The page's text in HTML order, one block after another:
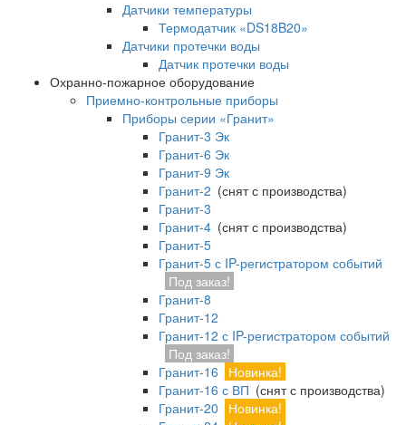
Датчики температуры
Термодатчик «DS18B20»
Датчики протечки воды
Датчик протечки воды
Охранно-пожарное оборудование
Приемно-контрольные приборы
Приборы серии «Гранит»
Гранит-3 Эк
Гранит-6 Эк
Гранит-9 Эк
Гранит-2 (снят с производства)
Гранит-3
Гранит-4 (снят с производства)
Гранит-5
Гранит-5 с IP-регистратором событий
Под заказ!
Гранит-8
Гранит-12
Гранит-12 с IP-регистратором событий
Под заказ!
Гранит-16
Новинка!
Гранит-16 с ВП (снят с производства)
Гранит-20
Новинка!